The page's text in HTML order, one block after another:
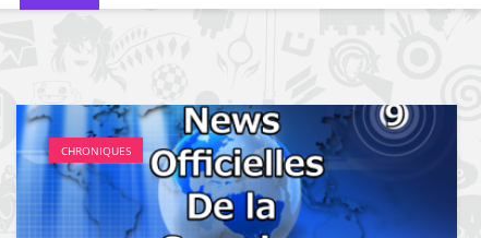
CHRONIQUES